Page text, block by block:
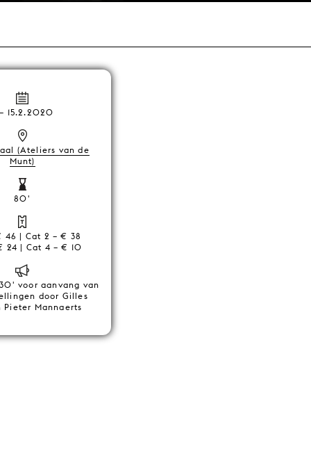
15.2.2020
(Ateliers van de
Munt)
80'
46 | Cat 2 – € 38
24 | Cat 4 – € 10
voor aanvang van
door Gilles
Pieter Mannaerts